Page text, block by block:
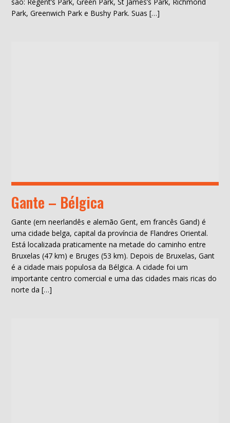
são: Regent’s Park, Green Park, St James’s Park, Richmond
Park, Greenwich Park e Bushy Park. Suas […]
Gante – Bélgica
Gante (em neerlandês e alemão Gent, em francês Gand) é
uma cidade belga, capital da província de Flandres Oriental.
Está localizada praticamente na metade do caminho entre
Bruxelas (47 km) e Bruges (53 km). Depois de Bruxelas, Gant
é a cidade mais populosa da Bélgica. A cidade foi um
importante centro comercial e uma das cidades mais ricas do
norte da […]